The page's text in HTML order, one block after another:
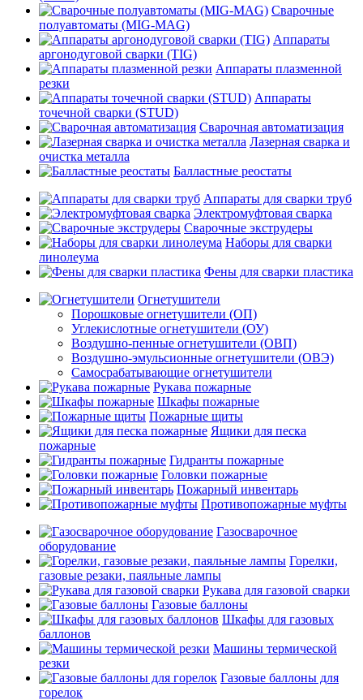
Сварочные
полуавтоматы (MIG-MAG)
Аппараты
аргонодуговой сварки (TIG)
Аппараты плазменной
резки
Аппараты
точечной сварки (STUD)
Сварочная автоматизация
Лазерная сварка и
очистка металла
Балластные реостаты
Аппараты для сварки труб
Электромуфтовая сварка
Сварочные экструдеры
Наборы для сварки
линолеума
Фены для сварки пластика
Огнетушители
Порошковые огнетушители (ОП)
Углекислотные огнетушители (ОУ)
Воздушно-пенные огнетушители (ОВП)
Воздушно-эмульсионные огнетушители (ОВЭ)
Самосрабатывающие огнетушители
Рукава пожарные
Шкафы пожарные
Пожарные щиты
Ящики для песка
пожарные
Гидранты пожарные
Головки пожарные
Пожарный инвентарь
Противопожарные муфты
Газосварочное
оборудование
Горелки,
газовые резаки, паяльные лампы
Рукава для газовой сварки
Газовые баллоны
Шкафы для газовых
баллонов
Машины термической
резки
Газовые баллоны для
горелок